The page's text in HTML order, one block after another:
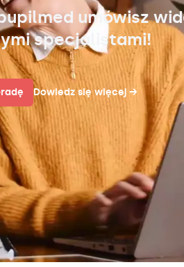
umówisz
specjalistami!
Dowiedz się więcej →